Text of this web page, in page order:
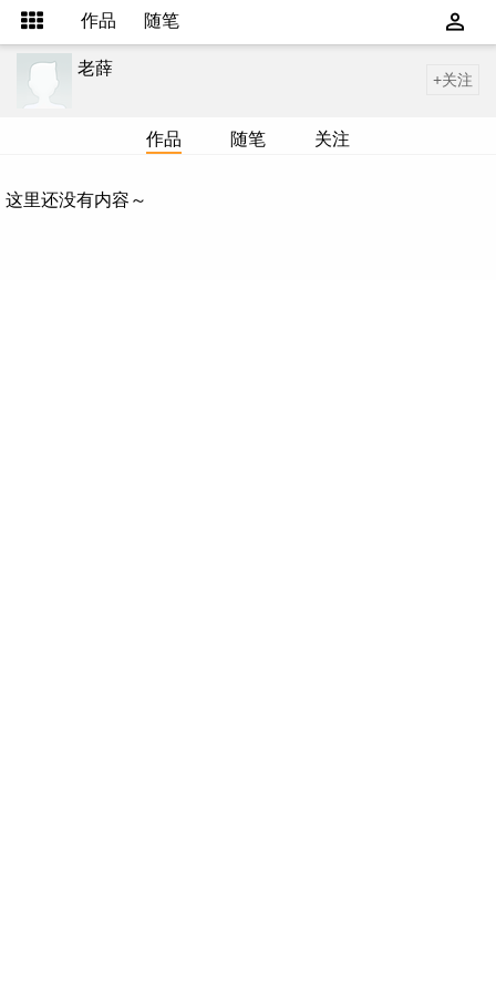
作品 随笔
老薛
+关注
作品 随笔 关注
这里还没有内容～